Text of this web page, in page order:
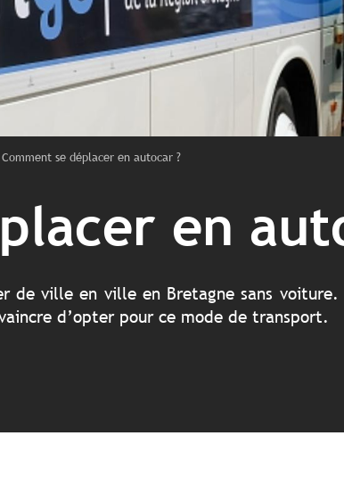
Comment se déplacer en autocar ?
en
de ville en ville en Bretagne sans
d’opter pour ce mode de transport.